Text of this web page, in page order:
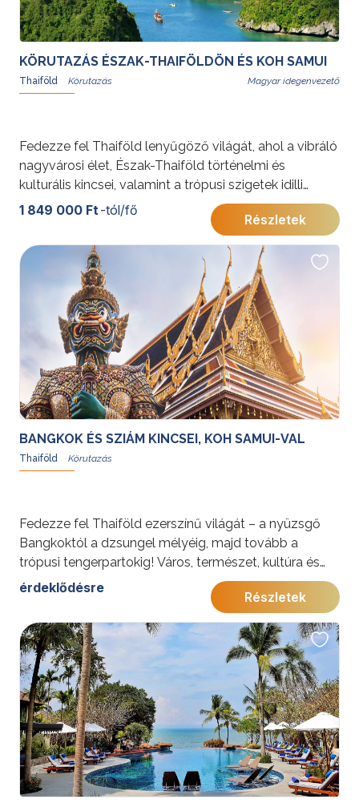
KÖRUTAZÁS ÉSZAK-THAIFÖLDÖN ÉS KOH SAMUI
Thaiföld Magyar idegenvezető
Fedezze fel Thaiföld lenyűgöző világát, ahol a vibráló
nagyvárosi élet, Észak-Thaiföld történelmi és
kulturális kincsei, valamint a trópusi szigetek idilli
hangulata találkozik. Az utazás Bangkok nyüzsgő
metropoliszától indul, Észak-Thaiföld gazdag
örökségén keresztül vezet, és a festői Koh Samui
szigetén, fehér homokos strandok között ér véget.
Ismerje meg a thai kultúra sokszínűségét, és élvezze a
természeti szépségek nyújtotta páratlan élményeket.
Fakultatív programok széles választéka gondoskodik
arról, hogy az utazás minden résztvevő számára
felejthetetlen élményeket nyújtson.További
érdekességekért Thaiföldről kattintson ide.
1 849 000 Ft -tól/fő
Részletek
BANGKOK ÉS SZIÁM KINCSEI, KOH SAMUI-VAL
Thaiföld
Fedezze fel Thaiföld ezerszínű világát – a nyüzsgő
Bangkoktól a dzsungel mélyéig, majd tovább a
trópusi tengerpartokig! Város, természet, kultúra és
pihenés egy felejthetetlen körutazásban.
érdeklődésre
Részletek